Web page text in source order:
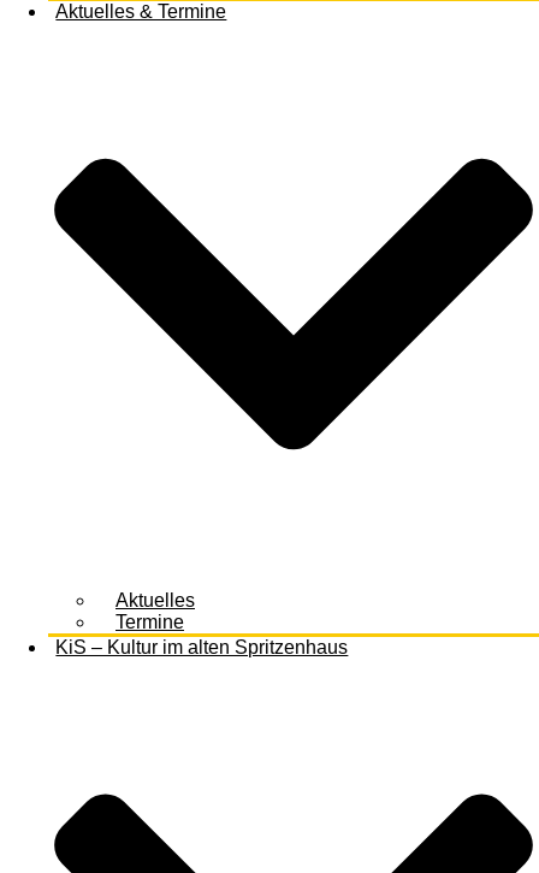
Aktuelles & Termine
Aktuelles
Termine
KiS – Kultur im alten Spritzenhaus